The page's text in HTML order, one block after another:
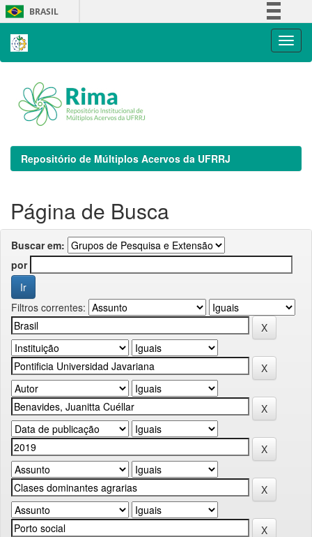
Skip
navigation
BRASIL
Repositório de Múltiplos Acervos da UFRRJ
Página de Busca
Buscar em:
por
Filtros correntes: